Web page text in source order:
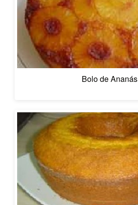
Bolo de Ananás